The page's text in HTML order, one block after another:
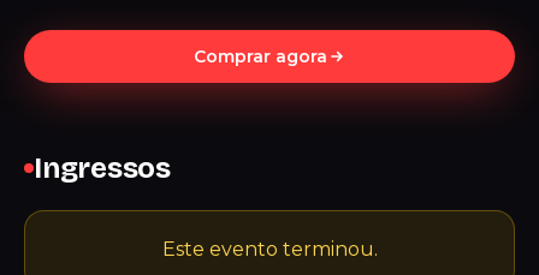
Comprar agora
Ingressos
Este evento terminou.